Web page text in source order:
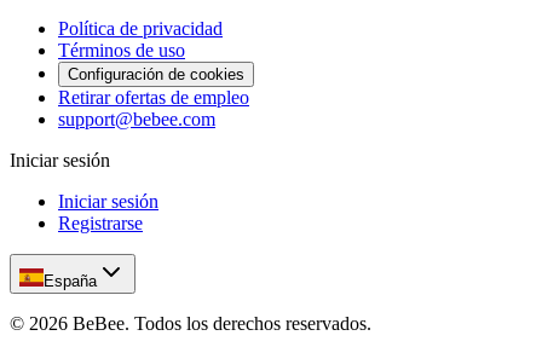
Política de privacidad
Términos de uso
Configuración de cookies
Retirar ofertas de empleo
support@bebee.com
Iniciar sesión
Iniciar sesión
Registrarse
España
© 2026 BeBee. Todos los derechos reservados.